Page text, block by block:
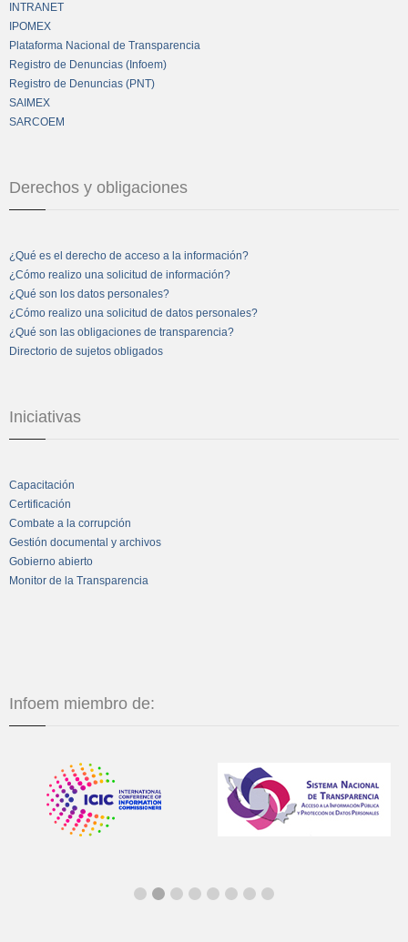
INTRANET
IPOMEX
Plataforma Nacional de Transparencia
Registro de Denuncias (Infoem)
Registro de Denuncias (PNT)
SAIMEX
SARCOEM
Derechos y obligaciones
¿Qué es el derecho de acceso a la información?
¿Cómo realizo una solicitud de información?
¿Qué son los datos personales?
¿Cómo realizo una solicitud de datos personales?
¿Qué son las obligaciones de transparencia?
Directorio de sujetos obligados
Iniciativas
Capacitación
Certificación
Combate a la corrupción
Gestión documental y archivos
Gobierno abierto
Monitor de la Transparencia
Infoem miembro de: